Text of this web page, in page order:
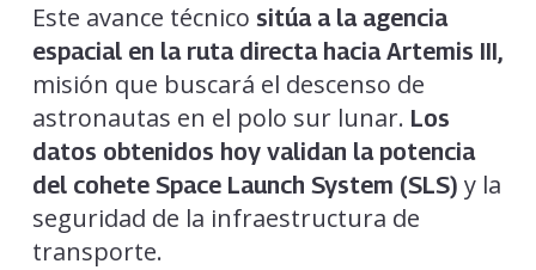
Este avance técnico sitúa a la agencia
espacial en la ruta directa hacia Artemis III,
misión que buscará el descenso de
astronautas en el polo sur lunar. Los
datos obtenidos hoy validan la potencia
del cohete Space Launch System (SLS) y la
seguridad de la infraestructura de
transporte.